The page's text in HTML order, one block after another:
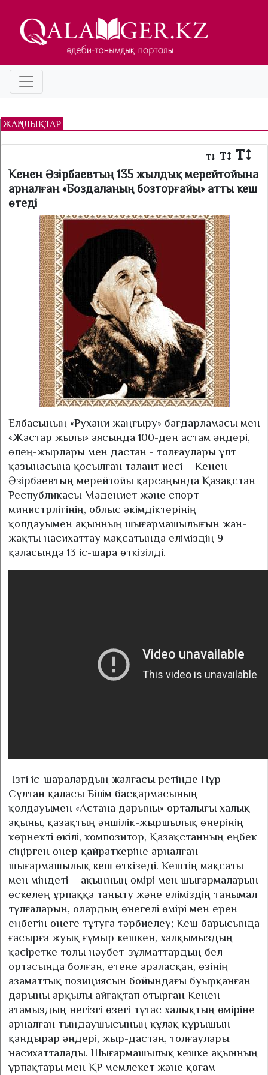
ЖАҢАЛЫҚТАР
Кенен Әзірбаевтың 135 жылдық мерейтойына
арналған «Боздаланың бозторғайы» атты кеш
өтеді
Елбасының «Рухани жаңғыру» бағдарламасы мен
«Жастар жылы» аясында 100-ден астам әндері,
өлең-жырлары мен дастан - толғаулары ұлт
қазынасына қосылған талант иесі – Кенен
Әзірбаевтың мерейтойы қарсаңында Қазақстан
Республикасы Мәдениет және спорт
министрлігінің, облыс әкімдіктерінің
қолдауымен ақынның шығармашылығын жан-
жақты насихаттау мақсатында еліміздің 9
қаласында 13 іс-шара өткізілді.
Ізгі іс-шаралардың жалғасы ретінде Нұр-
Сұлтан қаласы Білім басқармасының
қолдауымен «Астана дарыны» орталығы халық
ақыны, қазақтың әншілік-жыршылық өнерінің
көрнекті өкілі, композитор, Қазақстанның еңбек
сіңірген өнер қайраткеріне арналған
шығармашылық кеш өткізеді. Кештің мақсаты
мен міндеті – ақынның өмірі мен шығармаларын
өскелең ұрпаққа таныту және еліміздің танымал
тұлғаларын, олардың өнегелі өмірі мен ерен
еңбегін өнеге тұтуға тәрбиелеу; Кеш барысында
ғасырға жуық ғұмыр кешкен, халқымыздың
қасіретке толы нәубет-зұлматтардың бел
ортасында болған, етене араласқан, өзінің
азаматтық позициясын бойындағы буырқанған
дарыны арқылы айғақтап отырған Кенен
атамыздың негізгі өзегі тұтас халықтың өміріне
арналған тыңдаушысының құлақ құрышын
қандырар әндері, жыр-дастан, толғаулары
насихатталады. Шығармашылық кешке ақынның
ұрпақтары мен ҚР мемлекет және қоғам